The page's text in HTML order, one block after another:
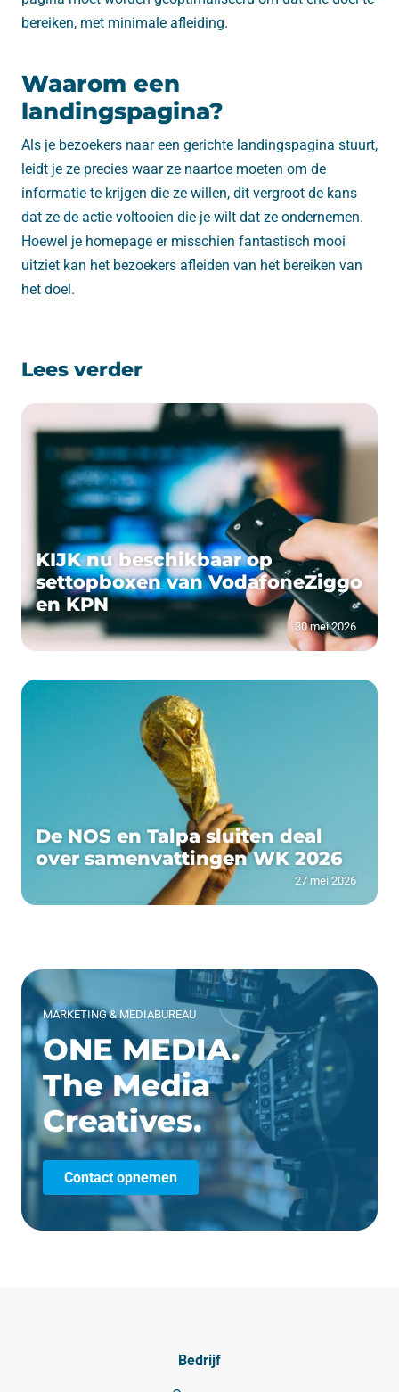
bereiken, met minimale afleiding.
Waarom een
landingspagina?
Als je bezoekers naar een gerichte landingspagina stuurt,
leidt je ze precies waar ze naartoe moeten om de
informatie te krijgen die ze willen, dit vergroot de kans
dat ze de actie voltooien die je wilt dat ze ondernemen.
Hoewel je homepage er misschien fantastisch mooi
uitziet kan het bezoekers afleiden van het bereiken van
het doel.
Lees verder
KIJK nu beschikbaar op
settopboxen van VodafoneZiggo
en KPN
30 mei 2026
De NOS en Talpa sluiten deal
over samenvattingen WK 2026
27 mei 2026
MARKETING & MEDIABUREAU
ONE MEDIA.
The Media
Creatives.
Contact opnemen
Bedrijf